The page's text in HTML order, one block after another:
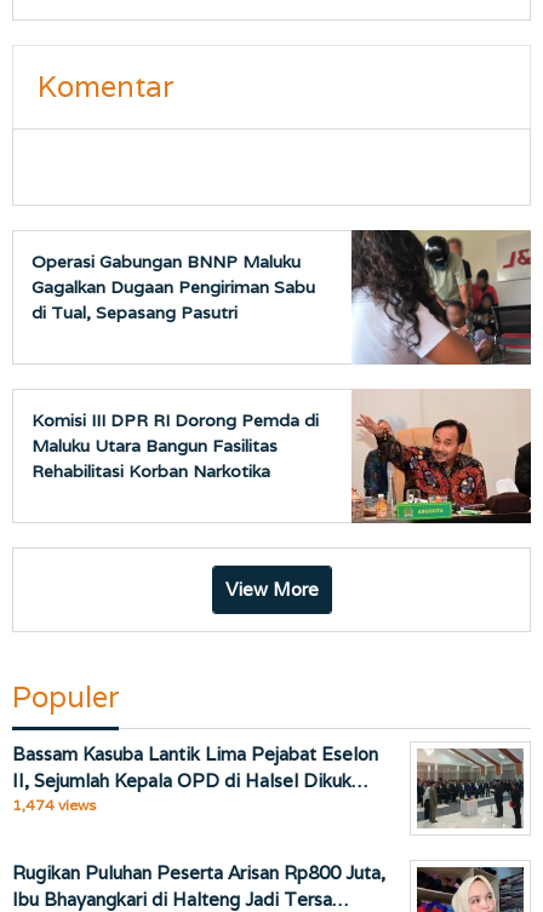
Komentar
Operasi Gabungan BNNP Maluku
Gagalkan Dugaan Pengiriman Sabu
di Tual, Sepasang Pasutri
Komisi III DPR RI Dorong Pemda di
Maluku Utara Bangun Fasilitas
Rehabilitasi Korban Narkotika
View More
Populer
Bassam Kasuba Lantik Lima Pejabat Eselon
II, Sejumlah Kepala OPD di Halsel Dikuk…
1,474 views
Rugikan Puluhan Peserta Arisan Rp800 Juta,
Ibu Bhayangkari di Halteng Jadi Tersa…